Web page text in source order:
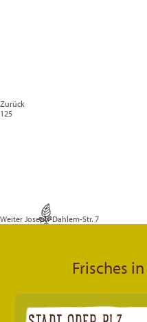
Zurück
125
Weiter Joseph-Dahlem-Str. 7
Frisches